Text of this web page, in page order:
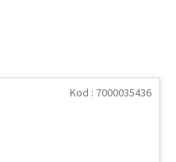
Kod : 7000035436